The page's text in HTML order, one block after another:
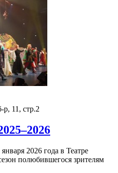
11, стр.2
2026 года в Театре
полюбившегося зрителям